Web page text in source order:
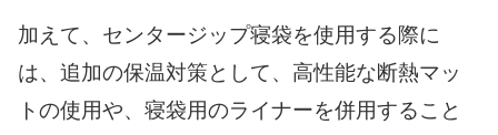
加えて、センタージップ寝袋を使用する際に
は、追加の保温対策として、高性能な断熱マッ
トの使用や、寝袋用のライナーを併用すること